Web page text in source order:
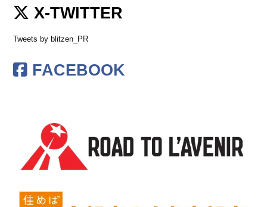
X-TWITTER
Tweets by blitzen_PR
FACEBOOK